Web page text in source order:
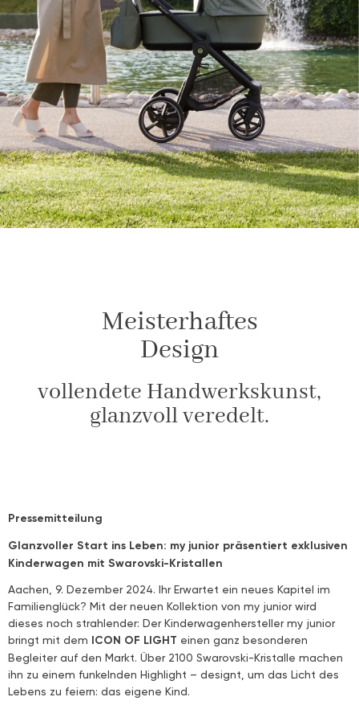
Meisterhaftes
Design
vollendete Handwerkskunst,
glanzvoll veredelt.
Pressemitteilung
Glanzvoller Start ins Leben: my junior präsentiert exklusiven
Kinderwagen mit Swarovski-Kristallen
Aachen, 9. Dezember 2024. Ihr Erwartet ein neues Kapitel im
Familienglück? Mit der neuen Kollektion von my junior wird
dieses noch strahlender: Der Kinderwagenhersteller my junior
bringt mit dem ICON OF LIGHT einen ganz besonderen
Begleiter auf den Markt. Über 2100 Swarovski-Kristalle machen
ihn zu einem funkelnden Highlight – designt, um das Licht des
Lebens zu feiern: das eigene Kind.